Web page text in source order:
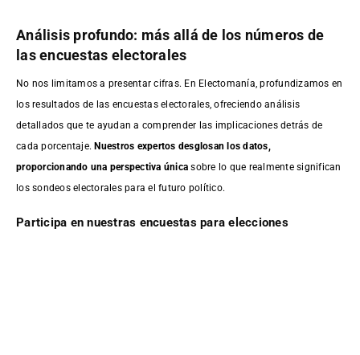
Análisis profundo: más allá de los números de
las encuestas electorales
No nos limitamos a presentar cifras. En Electomanía, profundizamos en
los resultados de las encuestas electorales, ofreciendo análisis
detallados que te ayudan a comprender las implicaciones detrás de
cada porcentaje.Nuestros expertos desglosan los datos,
proporcionando una perspectiva única sobre lo que realmente significan
los sondeos electorales para el futuro político.
Participa en nuestras encuestas para elecciones